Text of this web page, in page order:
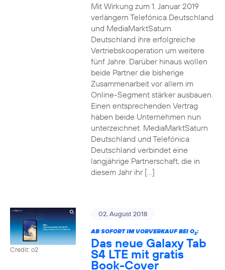
Mit Wirkung zum 1. Januar 2019
verlängern Telefónica Deutschland
und MediaMarktSaturn
Deutschland ihre erfolgreiche
Vertriebskooperation um weitere
fünf Jahre. Darüber hinaus wollen
beide Partner die bisherige
Zusammenarbeit vor allem im
Online-Segment stärker ausbauen.
Einen entsprechenden Vertrag
haben beide Unternehmen nun
unterzeichnet. MediaMarktSaturn
Deutschland und Telefónica
Deutschland verbindet eine
langjährige Partnerschaft, die in
diesem Jahr ihr […]
Credit: o2
02. August 2018
AB SOFORT IM VORVERKAUF BEI O2:
Das neue Galaxy Tab
S4 LTE mit gratis
Book-Cover